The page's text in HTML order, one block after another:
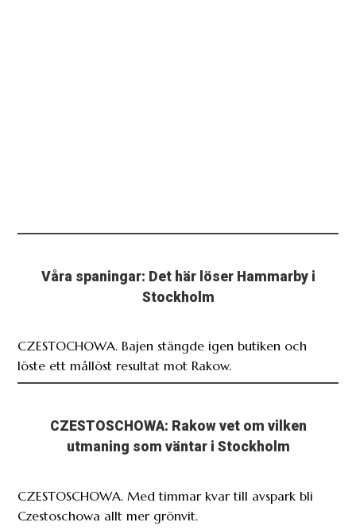
Våra spaningar: Det här löser Hammarby i
Stockholm
CZESTOCHOWA. Bajen stängde igen butiken och
löste ett mållöst resultat mot Rakow.
CZESTOSCHOWA: Rakow vet om vilken
utmaning som väntar i Stockholm
CZESTOSCHOWA. Med timmar kvar till avspark bli
Czestoschowa allt mer grönvit.